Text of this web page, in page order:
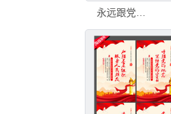
永远跟党走党建标语文化墙